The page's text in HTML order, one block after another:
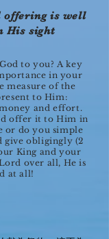
offering is well
His sight
to you? A key
in your
measure of the
to Him:
and effort.
offer it to Him in
or do you simple
give obligingly (2
King and your
over all, He is
at all!